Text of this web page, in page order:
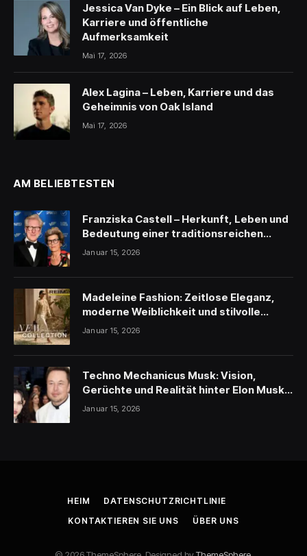
Jessica Van Dyke – Ein Blick auf Leben,
Karriere und öffentliche
Aufmerksamkeit
Mai 17, 2026
Alex Lagina – Leben, Karriere und das
Geheimnis von Oak Island
Mai 17, 2026
AM BELIEBTESTEN
Franziska Castell – Herkunft, Leben und
Bedeutung einer traditionsreichen
Persönlichkeit
Januar 15, 2026
Madeleine Fashion: Zeitlose Eleganz,
moderne Weiblichkeit und stilvolle
Inspiration
Januar 15, 2026
Techno Mechanicus Musk: Vision,
Gerüchte und Realität hinter Elon Musks
geheimnisvollem Projekt
Januar 15, 2026
HEIM
DATENSCHUTZRICHTLINIE
KONTAKTIEREN SIE UNS
ÜBER UNS